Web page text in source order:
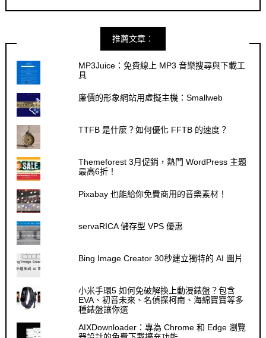
推薦文章︰
MP3Juice：免費線上 MP3 音樂搜尋與下載工
具
廉價的形象網站用虛擬主機：Smallweb
TTFB 是什麼？如何優化 FFTB 的速度？
Themeforest 3月促銷，熱門 WordPress 主題
最高6折！
Pixabay 也能給你免費商用的音樂素材！
servaRICA 儲存型 VPS 優惠
Bing Image Creator 30秒建立獨特的 AI 圖片
小米手環5 如何免破解換上動漫錶盤？包含
EVA、初音未來、名偵探柯南、海綿寶寶等多
種錶盤讓你選
AIXDownloader：專為 Chrome 和 Edge 瀏覽